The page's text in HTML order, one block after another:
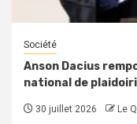
Société
Anson Dacius
national de
30 juillet 2026 Le